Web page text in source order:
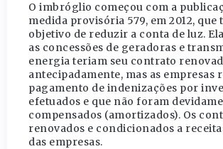
O imbróglio começou com a
medida provisória 579, em 2012, que
objetivo de reduzir a conta de luz.
as concessões de geradoras e
energia teriam seu contrato
antecipadamente, mas as empresas
pagamento de indenizações por
efetuados e que não foram
compensados (amortizados). Os
renovados e condicionados a
das empresas.